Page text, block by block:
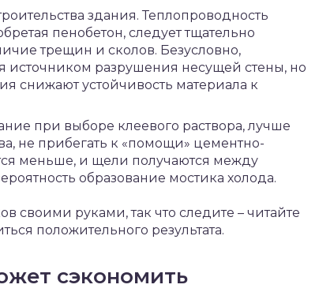
здания. Теплопроводность
пенобетон, следует тщательно
трещин и сколов. Безусловно,
источником разрушения несущей стены, но
снижают устойчивость материала к
при выборе клеевого раствора, лучше
не прибегать к «помощи» цементно-
меньше, и щели получаются между
образование мостика холода.
своими руками, так что следите – читайте
положительного результата.
сэкономить